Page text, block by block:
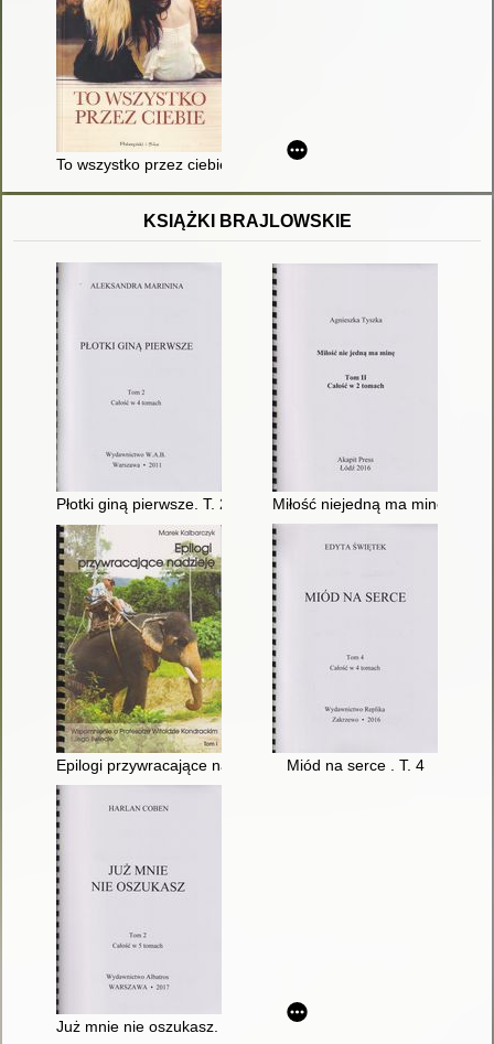
To wszystko przez ciebie
KSIĄŻKI BRAJLOWSKIE
Płotki giną pierwsze. T. 2 Miłość niejedną ma minę. T. 2
Epilogi przywracające nadzieję : wspomnienie o profesorze
Miód na serce . T. 4
Już mnie nie oszukasz. T. 2